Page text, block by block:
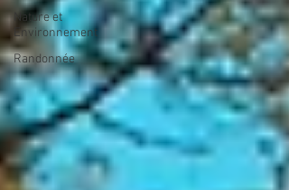
Nature et
Environnement
Randonnée